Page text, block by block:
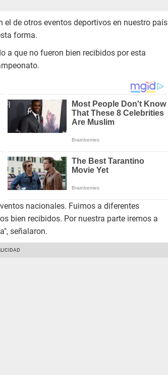
de otros eventos deportivos en nuestro país
forma.
a que no fueron bien recibidos por esta
nacionales. Fuimos a diferentes
bien recibidos. Por nuestra parte iremos a
señalaron.